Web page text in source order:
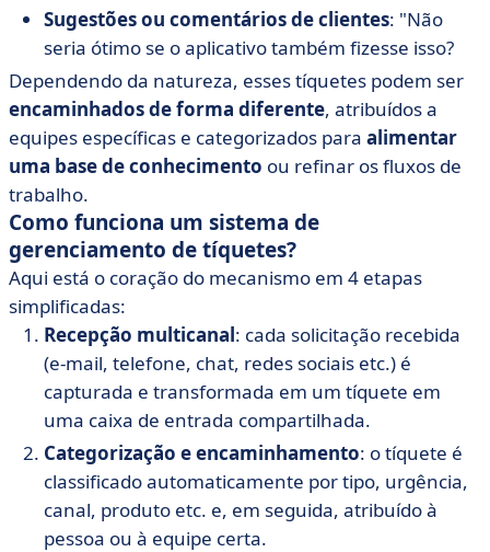
Sugestões ou comentários de clientes: "Não
seria ótimo se o aplicativo também fizesse isso?
Dependendo da natureza, esses tíquetes podem ser
encaminhados de forma diferente, atribuídos a
equipes específicas e categorizados para alimentar
uma base de conhecimento ou refinar os fluxos de
trabalho.
Como funciona um sistema de
gerenciamento de tíquetes?
Aqui está o coração do mecanismo em 4 etapas
simplificadas:
Recepção multicanal: cada solicitação recebida
(e-mail, telefone, chat, redes sociais etc.) é
capturada e transformada em um tíquete em
uma caixa de entrada compartilhada.
Categorização e encaminhamento: o tíquete é
classificado automaticamente por tipo, urgência,
canal, produto etc. e, em seguida, atribuído à
pessoa ou à equipe certa.